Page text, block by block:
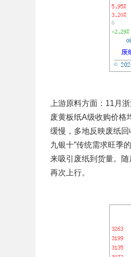
上游原料方面： 11月
废黄板纸A级收购价格
缓慢，多地反映废纸
九银十”传统需求旺季
来吸引废纸到货量。
再次上行。‌